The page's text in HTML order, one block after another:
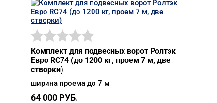
Комплект для подвесных ворот Ролтэк
Евро RC74 (до 1200 кг, проем 7 м, две
створки)
ширина проема до 7 м
64 000 РУБ.